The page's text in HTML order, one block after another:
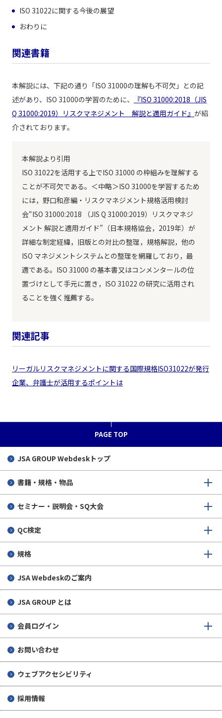
ISO 31022に関する今後の展望
おわりに
関連書籍
本解説には、下記の通り「ISO 31000の理解も不可欠」との記
述があり、ISO 31000の学習のために、
『ISO 31000:2018（JIS
Q 31000:2019）リスクマネジメント 解説と適用ガイド』が紹
介されております。
本解説より引用
ISO 31022を活用する上でISO 31000 の枠組みを理解する
ことが不可欠である。＜中略＞ISO 31000を学習するため
には，野口和彦編・リスクマネジメント規格活用検討
会“ISO 31000:2018 （JIS Q 31000:2019）リスクマネジ
メント 解説と適用ガイド”（日本規格協会，2019年）が
詳細な制定経緯，旧版との対比の整理，規格解説，他の
ISO マネジメントシステムとの整理を網羅しており，最
適である。ISO 31000 の基本書又はコンメンタールの位
置づけとして手元に置き，ISO 31022 の研究に活用され
ることを強く推薦する。
関連記事
リーガルリスクマネジメントに関する国際規格ISO31022が発行
企業、弁護士が活用するポイントは
PAGE TOP
JSA GROUP Webdeskトップ
書籍・規格・物品
セミナー・説明会・SQ大会
QC検定
規格
JSA Webdeskのご案内
JSA GROUP とは
会員ログイン
お問い合わせ
ウェブアクセシビリティ
採用情報